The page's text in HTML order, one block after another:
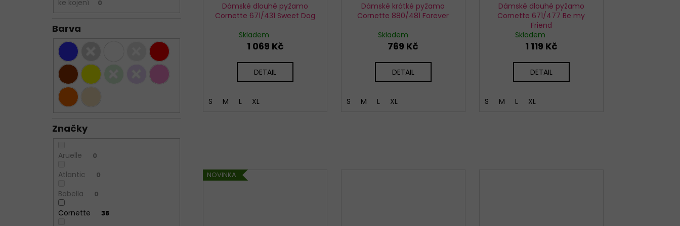
ke kojení 0
Barva
Značky
Aruelle 0
Atlantic 0
Babella 0
Cornette 38
Dámské dlouhé pyžamo
Cornette 671/431 Sweet Dog
Skladem
1 069 Kč
DETAIL
S M L XL
Dámské krátké pyžamo
Cornette 880/481 Forever
Skladem
769 Kč
DETAIL
S M L XL
Dámské dlouhé pyžamo
Cornette 671/477 Be my
Friend
Skladem
1 119 Kč
DETAIL
S M L XL
NOVINKA